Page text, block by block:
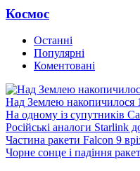
Космос
Останні
Популярні
Коментовані
Над Землею накопичилося
На одному із супутників
Російські аналоги Starlink
Частина ракети Falcon 9
Чорне сонце і падіння